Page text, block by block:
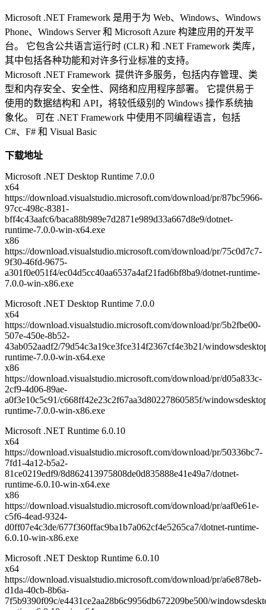
Microsoft .NET Framework 是用于为 Web、Windows、Windows
Phone、Windows Server 和 Microsoft Azure 构建应用的开发平
台。 它包含公共语言运行时 (CLR) 和 .NET Framework 类库，
其中包括各种功能和对许多行业标准的支持。
Microsoft .NET Framework 提供许多服务，包括内存管理、类
型和内存安全、安全性、网络和应用程序部署。 它提供易于
使用的数据结构和 API，将较低级别的 Windows 操作系统抽
象化。 可在 .NET Framework 中使用不同编程语言，包括
C#、F# 和 Visual Basic
下载地址
Microsoft .NET Desktop Runtime 7.0.0
x64
https://download.visualstudio.microsoft.com/download/pr/87bc5966-
97cc-498c-8381-
bff4c43aafc6/baca88b989e7d2871e989d33a667d8e9/dotnet-
runtime-7.0.0-win-x64.exe
x86
https://download.visualstudio.microsoft.com/download/pr/75c0d7c7-
9f30-46fd-9675-
a301f0e051f4/ec04d5cc40aa6537a4af21fad6bf8ba9/dotnet-runtime-
7.0.0-win-x86.exe
Microsoft .NET Desktop Runtime 7.0.0
x64
https://download.visualstudio.microsoft.com/download/pr/5b2fbe00-
507e-450e-8b52-
43ab052aadf2/79d54c3a19ce3fce314f2367cf4e3b21/
runtime-7.0.0-win-x64.exe
x86
https://download.visualstudio.microsoft.com/download/pr/d05a833c-
2cf9-4d06-89ae-
a0f3e10c5c91/c668ff42e23c2f67aa3d80227860585f/
runtime-7.0.0-win-x86.exe
Microsoft .NET Runtime 6.0.10
x64
https://download.visualstudio.microsoft.com/download/pr/50336bc7-
7fd1-4a12-b5a2-
81ce0219edf9/8d862413975808de0d835888e41e49a7/dotnet-
runtime-6.0.10-win-x64.exe
x86
https://download.visualstudio.microsoft.com/download/pr/aaf0e61e-
c5f6-4ead-9324-
d0ff07e4c3de/677f360ffac9ba1b7a062cf4e5265ca7/dotnet-runtime-
6.0.10-win-x86.exe
Microsoft .NET Desktop Runtime 6.0.10
x64
https://download.visualstudio.microsoft.com/download/pr/a6e878eb-
d1da-40cb-8b6a-
7f5b9390f09c/e4431ce2aa28b6c9956db672209be500/